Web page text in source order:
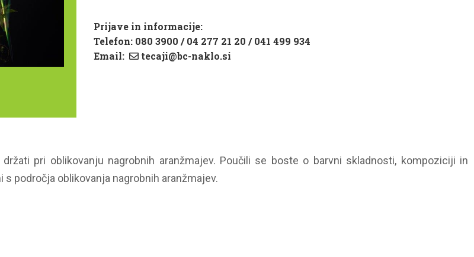
Prijave in informacije:
Telefon: 080 3900 / 04 277 21 20 / 041 499 934
Email:
tecaji@bc-naklo.si
pri oblikovanju nagrobnih aranžmajev. Poučili se boste o barvni skladnosti, kompoziciji in
področja oblikovanja nagrobnih aranžmajev.